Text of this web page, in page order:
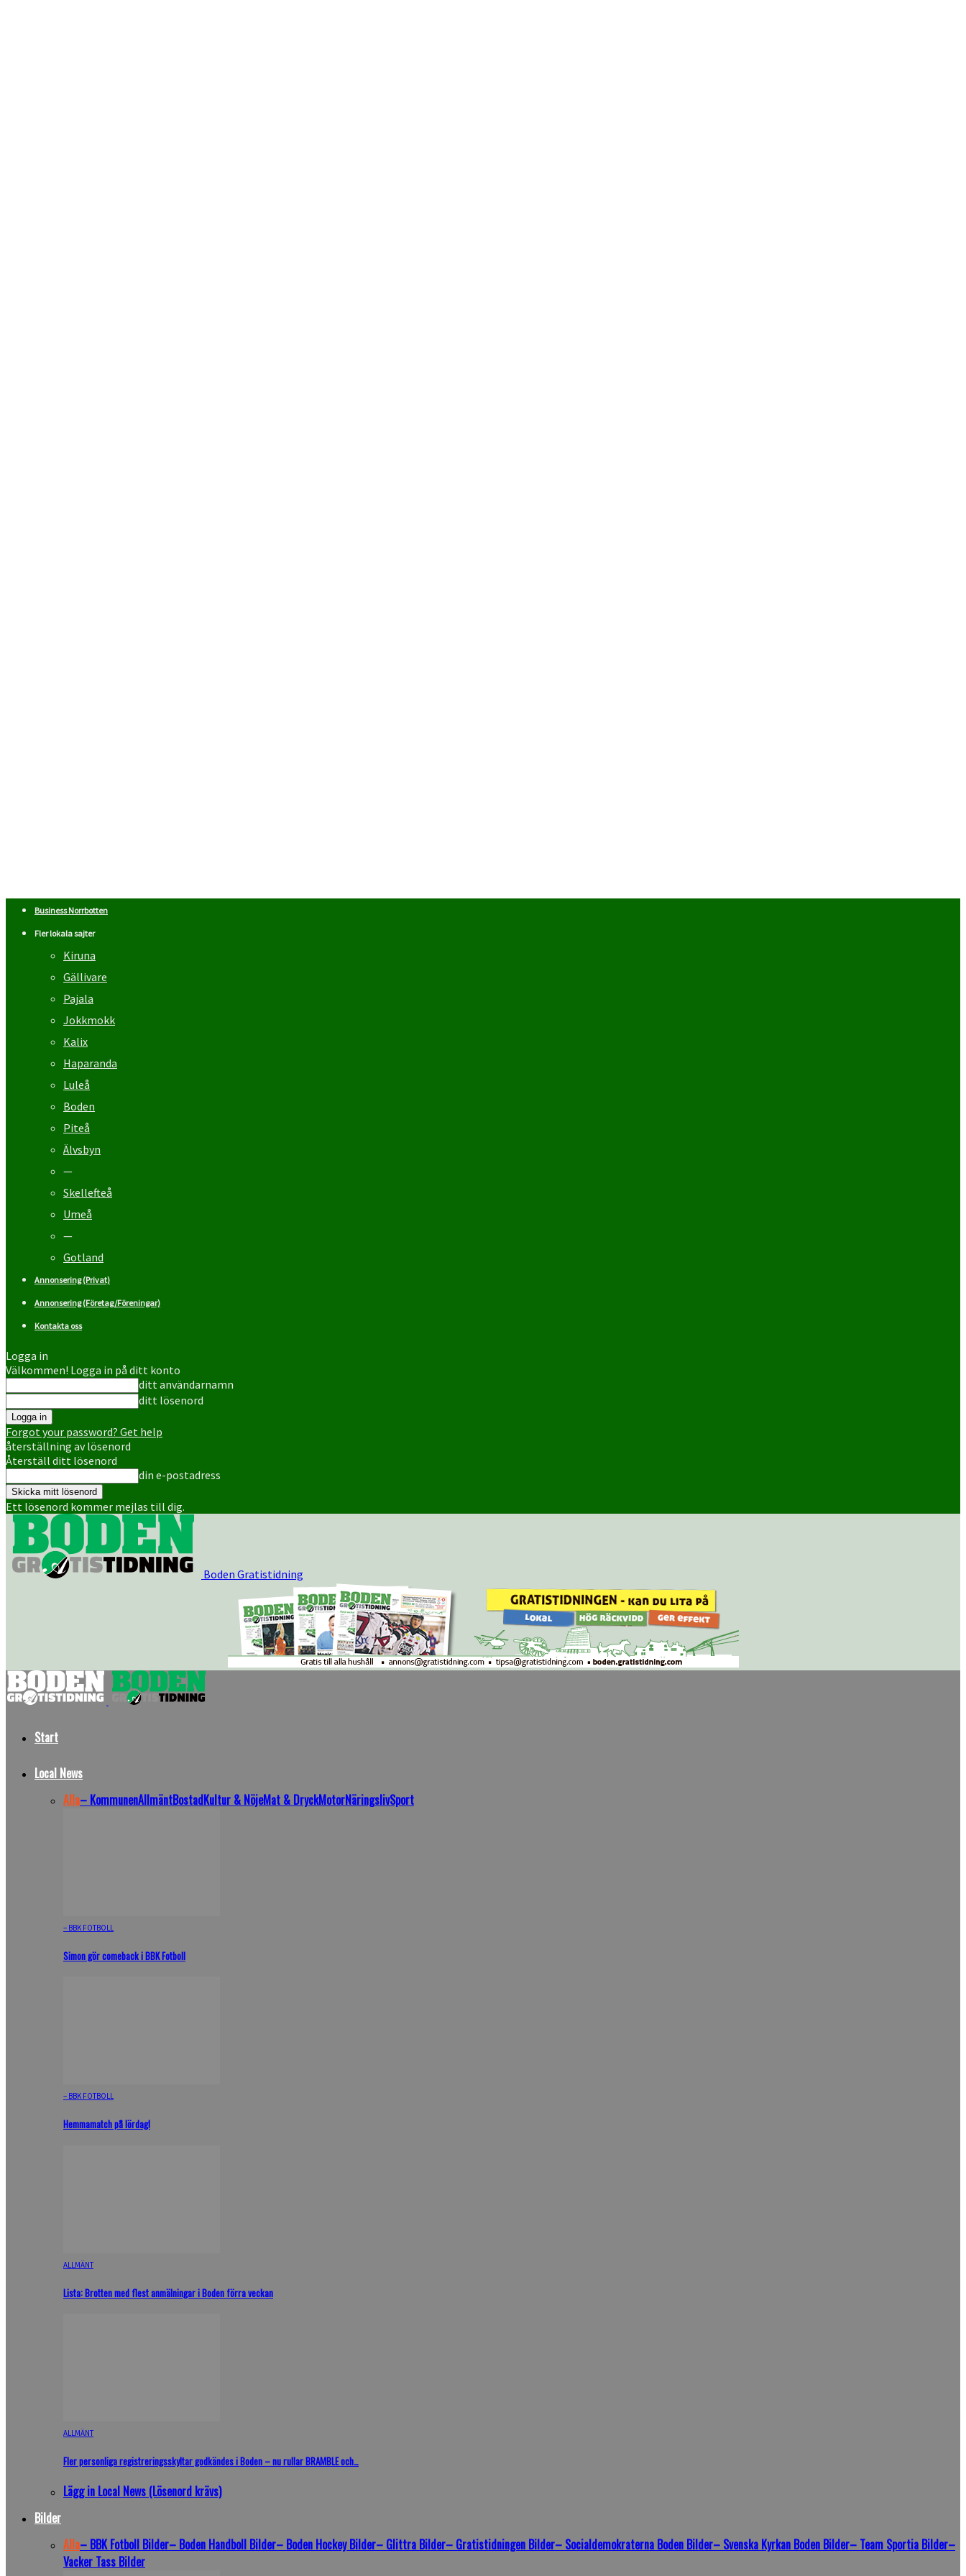
Business Norrbotten
Fler lokala sajter
Kiruna
Gällivare
Pajala
Jokkmokk
Kalix
Haparanda
Luleå
Boden
Piteå
Älvsbyn
—
Skellefteå
Umeå
—
Gotland
Annonsering (Privat)
Annonsering (Företag/Föreningar)
Kontakta oss
Logga in
Välkommen! Logga in på ditt konto
ditt användarnamn
ditt lösenord
Forgot your password? Get help
återställning av lösenord
Återställ ditt lösenord
din e-postadress
Ett lösenord kommer mejlas till dig.
Boden Gratistidning
Start
Local News
Alla– KommunenAllmäntBostadKultur & NöjeMat & DryckMotorNäringslivSport
– BBK FOTBOLL
Simon gör comeback i BBK Fotboll
– BBK FOTBOLL
Hemmamatch på lördag!
ALLMÄNT
Lista: Brotten med flest anmälningar i Boden förra veckan
ALLMÄNT
Fler personliga registreringsskyltar godkändes i Boden – nu rullar BRAMBLE och…
Lägg in Local News (Lösenord krävs)
Bilder
Alla– BBK Fotboll Bilder– Boden Handboll Bilder– Boden Hockey Bilder– Glittra Bilder– Gratistidningen Bilder– Socialdemokraterna Boden Bilder– Svenska Kyrkan Boden Bilder– Team Sportia Bilder–
Vacker Tass Bilder